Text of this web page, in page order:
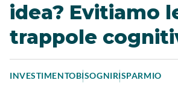
idea? Evitiamo
trappole
INVESTIMENTOBISOGNIRISPARMIO